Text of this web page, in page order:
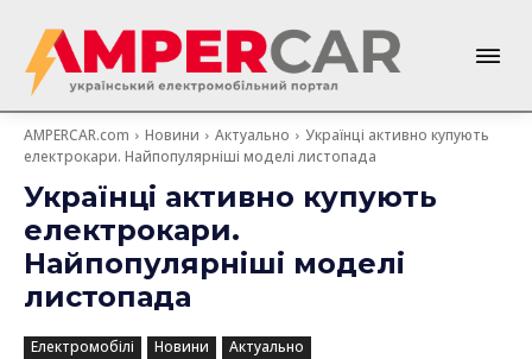
AMPERCAR.com Новини Актуально
Українці активно купують
електрокари. Найпопулярніші моделі листопада
Українці активно купують
електрокари.
Найпопулярніші моделі
листопада
Електромобілі Новини Актуально